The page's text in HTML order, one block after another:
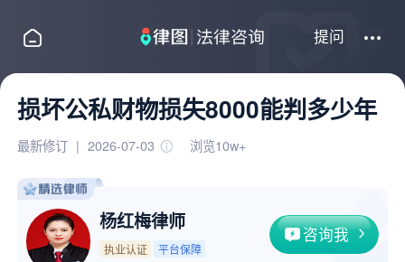
提问
损坏公私财物损失8000能判多少年
最新修订 | 2026-07-03 浏览10w+
杨红梅律师
执业认证 平台保障
咨询我